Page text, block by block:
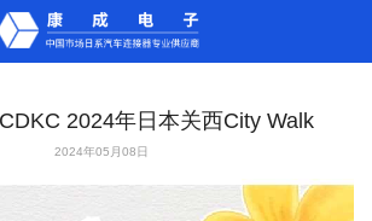
2024年日本关西City Walk
2024年05月08日